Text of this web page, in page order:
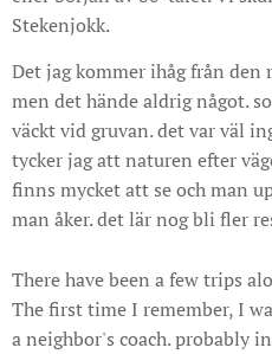
Stekenjokk.
Det jag kommer ihåg från den
men det hände aldrig något.
väckt vid gruvan. det var väl
tycker jag att naturen efter
finns mycket att se och man
man åker. det lär nog bli fler
There have been a few trips
The first time I remember, I
a neighbor's coach. probably